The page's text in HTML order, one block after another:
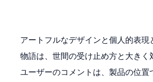
アートフルなデザインと個人的表現
物語は、世間の受け止め方と大きく
ユーザーのコメントは、製品の位置